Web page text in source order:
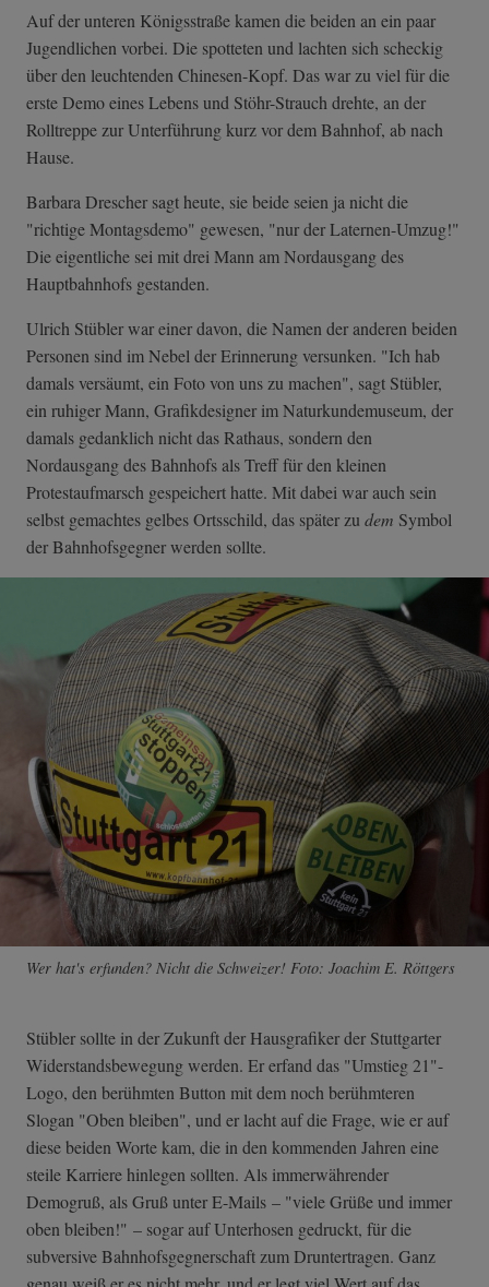
Auf der unteren Königsstraße kamen die beiden an ein paar
Jugendlichen vorbei. Die spotteten und lachten sich scheckig
über den leuchtenden Chinesen-Kopf. Das war zu viel für die
erste Demo eines Lebens und Stöhr-Strauch drehte, an der
Rolltreppe zur Unterführung kurz vor dem Bahnhof, ab nach
Hause.
Barbara Drescher sagt heute, sie beide seien ja nicht die
"richtige Montagsdemo" gewesen, "nur der Laternen-Umzug!"
Die eigentliche sei mit drei Mann am Nordausgang des
Hauptbahnhofs gestanden.
Ulrich Stübler war einer davon, die Namen der anderen beiden
Personen sind im Nebel der Erinnerung versunken. "Ich hab
damals versäumt, ein Foto von uns zu machen", sagt Stübler,
ein ruhiger Mann, Grafikdesigner im Naturkundemuseum, der
damals gedanklich nicht das Rathaus, sondern den
Nordausgang des Bahnhofs als Treff für den kleinen
Protestaufmarsch gespeichert hatte. Mit dabei war auch sein
selbst gemachtes gelbes Ortsschild, das später zu dem Symbol
der Bahnhofsgegner werden sollte.
Wer hat's erfunden? Nicht die Schweizer! Foto: Joachim E. Röttgers
Stübler sollte in der Zukunft der Hausgrafiker der Stuttgarter
Widerstandsbewegung werden. Er erfand das "Umstieg 21"-
Logo, den berühmten Button mit dem noch berühmteren
Slogan "Oben bleiben", und er lacht auf die Frage, wie er auf
diese beiden Worte kam, die in den kommenden Jahren eine
steile Karriere hinlegen sollten. Als immerwährender
Demogruß, als Gruß unter E-Mails – "viele Grüße und immer
oben bleiben!" – sogar auf Unterhosen gedruckt, für die
subversive Bahnhofsgegnerschaft zum Druntertragen. Ganz